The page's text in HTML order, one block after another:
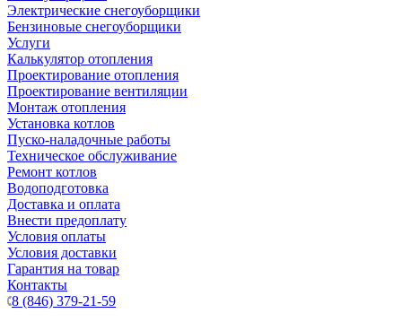
Электрические снегоуборщики
Бензиновые снегоуборщики
Услуги
Калькулятор отопления
Проектирование отопления
Проектирование вентиляции
Монтаж отопления
Установка котлов
Пуско-наладочные работы
Техническое обслуживание
Ремонт котлов
Водоподготовка
Доставка и оплата
Внести предоплату
Условия оплаты
Условия доставки
Гарантия на товар
Контакты
8 (846) 379-21-59